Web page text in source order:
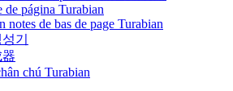
de página Turabian
notes de bas de page Turabian
기
chú Turabian